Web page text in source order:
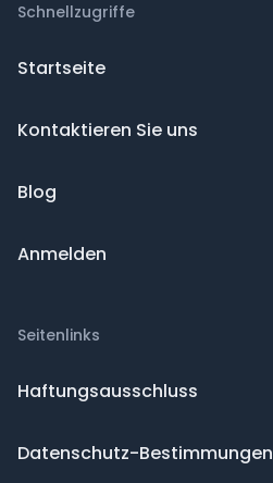
Schnellzugriffe
Startseite
Kontaktieren Sie uns
Blog
Anmelden
Seitenlinks
Haftungsausschluss
Datenschutz-Bestimmungen